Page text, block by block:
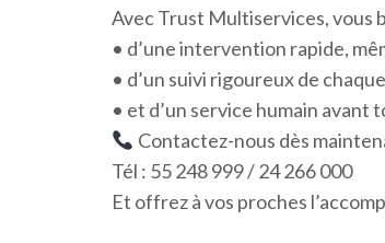
Avec Trust Multiservices, vous
• d’une intervention rapide,
• d’un suivi rigoureux de
• et d’un service humain
Contactez-nous dès
Tél : 55 248 999 / 24 266 000
Et offrez à vos proches